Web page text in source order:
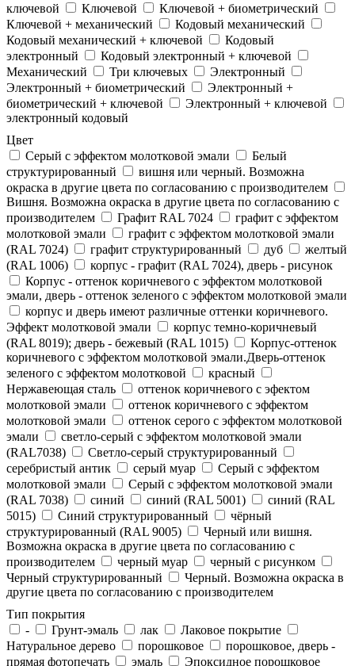
ключевой
Ключевой
Ключевой + биометрический
Ключевой + механический
Кодовый механический
Кодовый механический + ключевой
Кодовый
электронный
Кодовый электронный + ключевой
Механический
Три ключевых
Электронный
Электронный + биометрический
Электронный +
биометрический + ключевой
Электронный + ключевой
электронный кодовый
Цвет
Cерый с эффектом молотковой эмали
Белый
структурированный
вишня или черный. Возможна
окраска в другие цвета по согласованию с производителем
Вишня. Возможна окраска в другие цвета по согласованию с
производителем
Графит RAL 7024
графит с эффектом
молотковой эмали
графит с эффектом молотковой эмали
(RAL 7024)
графит структурированный дуб
желтый
(RAL 1006)
корпус - графит (RAL 7024), дверь - рисунок
Корпус - оттенок коричневого с эффектом молотковой
эмали, дверь - оттенок зеленого с эффектом молотковой эмали
корпус и дверь имеют различные оттенки коричневого.
Эффект молотковой эмали
корпус темно-коричневый
(RAL 8019); дверь - бежевый (RAL 1015)
Корпус-оттенок
коричневого с эффектом молотковой эмали.Дверь-оттенок
зеленого с эффектом молотковой
красный
Нержавеющая сталь
оттенок коричневого с эфектом
молотковой эмали
оттенок коричневого с эффектом
молотковой эмали
оттенок серого с эффектом молотковой
эмали
светло-серый с эффектом молотковой эмали
(RAL7038)
Светло-серый структурированный
серебристый антик
серый муар
Серый с эффектом
молотковой эмали
Серый с эффектом молотковой эмали
(RAL 7038)
синий синий (RAL 5001)
синий (RAL
5015)
Синий структурированный
чёрный
структурированный (RAL 9005)
Черный или вишня.
Возможна окраска в другие цвета по согласованию с
производителем
черный муар
черный с рисунком
Черный структурированный
Черный. Возможна окраска в
другие цвета по согласованию с производителем
Тип покрытия
-
Грунт-эмаль лак
Лаковое покрытие
Натуральное дерево
порошковое
порошковое, дверь -
прямая фотопечать
эмаль Эпоксидное порошковое